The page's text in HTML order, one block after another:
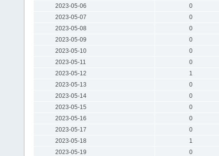
2023-05-06
0
2023-05-07
0
2023-05-08
0
2023-05-09
0
2023-05-10
0
2023-05-11
0
2023-05-12
1
2023-05-13
0
2023-05-14
0
2023-05-15
0
2023-05-16
0
2023-05-17
0
2023-05-18
1
2023-05-19
0